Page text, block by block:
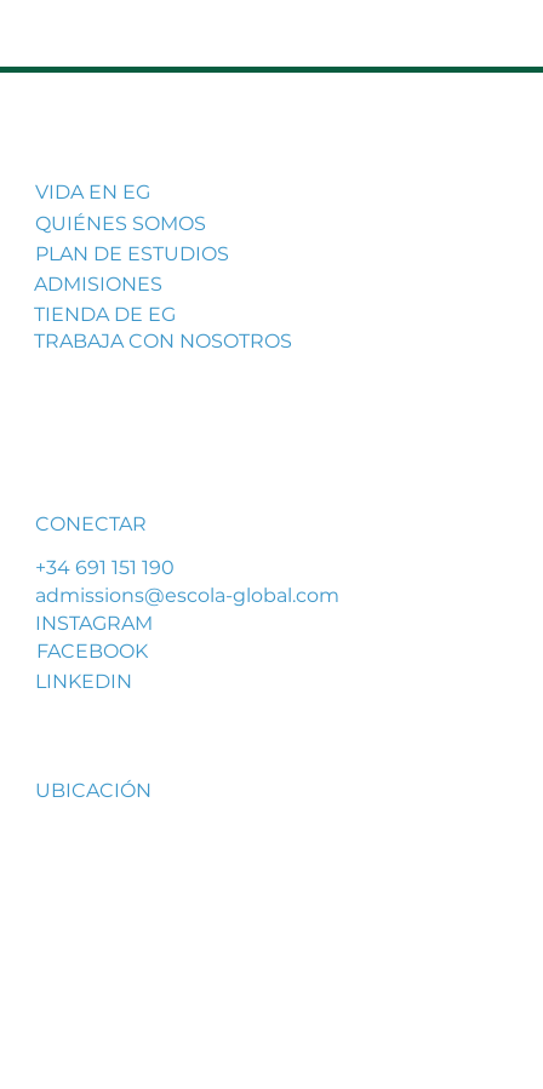
UBICACIÓN
VIDA EN EG
QUIÉNES SOMOS
PLAN DE ESTUDIOS
ADMISIONES
TIENDA DE EG
TRABAJA CON NOSOTROS
CONECTAR
+34 691 151 190
admissions@escola-global.com
INSTAGRAM
FACEBOOK
LINKEDIN